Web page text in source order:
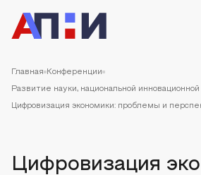
Главная Конференции
Развитие науки, национальной
Цифровизация экономики: проблемы и
Цифровизация